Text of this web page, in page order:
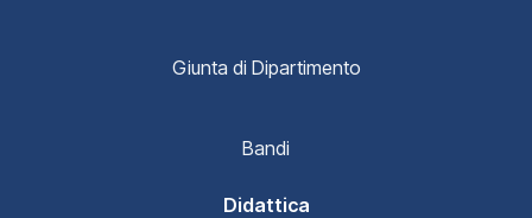
Giunta di Dipartimento
Bandi
Didattica